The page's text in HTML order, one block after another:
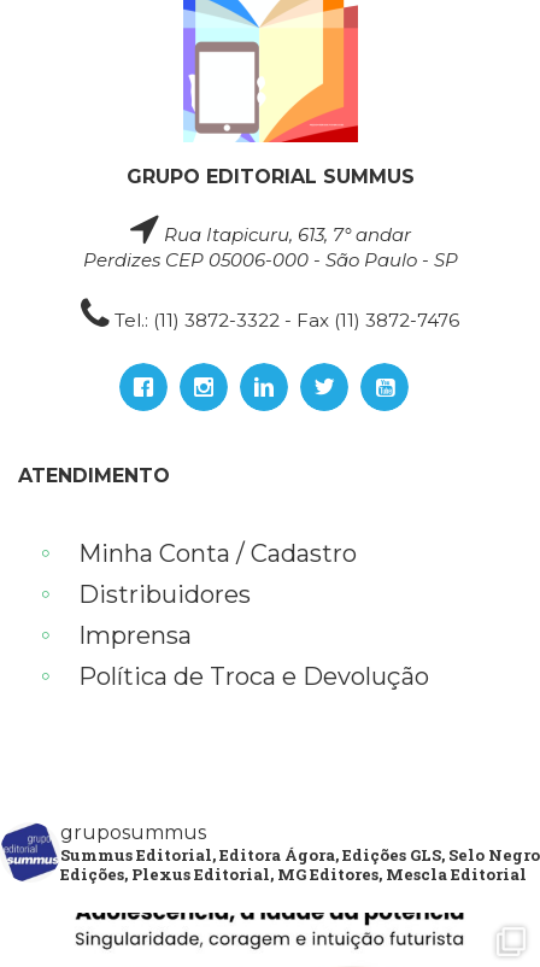
GRUPO EDITORIAL SUMMUS
Rua Itapicuru, 613, 7° andar
Perdizes CEP 05006-000 - São Paulo - SP
Tel.: (11) 3872-3322 - Fax (11) 3872-7476
ATENDIMENTO
Minha Conta / Cadastro
Distribuidores
Imprensa
Política de Troca e Devolução
gruposummus
Summus Editorial, Editora Ágora, Edições GLS, Selo Negro
Edições, Plexus Editorial, MG Editores, Mescla Editorial